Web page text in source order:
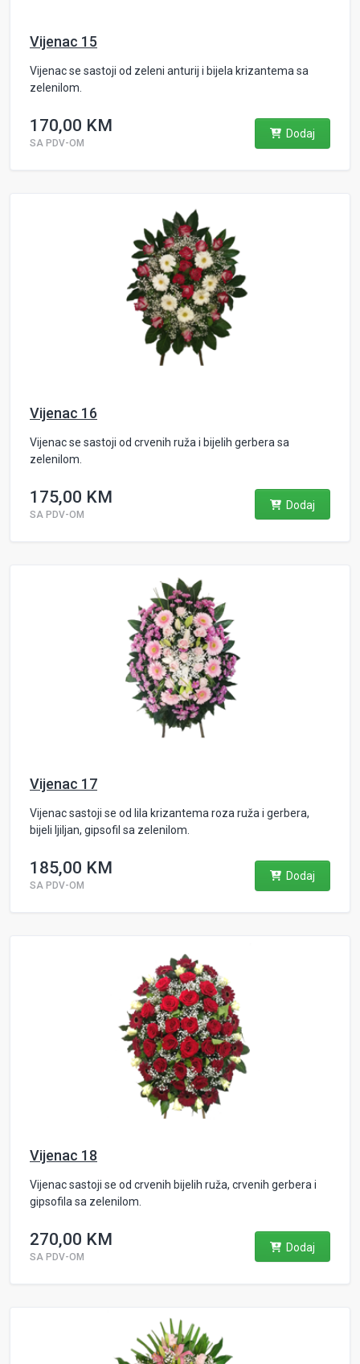
Vijenac 15
Vijenac se sastoji od zeleni anturij i bijela krizantema sa
zelenilom.
170,00 KM
SA PDV-OM
Dodaj
Vijenac 16
Vijenac se sastoji od crvenih ruža i bijelih gerbera sa
zelenilom.
175,00 KM
SA PDV-OM
Dodaj
Vijenac 17
Vijenac sastoji se od lila krizantema roza ruža i gerbera,
bijeli ljiljan, gipsofil sa zelenilom.
185,00 KM
SA PDV-OM
Dodaj
Vijenac 18
Vijenac sastoji se od crvenih bijelih ruža, crvenih gerbera i
gipsofila sa zelenilom.
270,00 KM
SA PDV-OM
Dodaj